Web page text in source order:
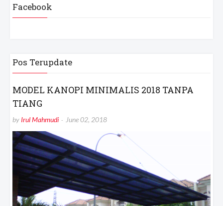
Facebook
Pos Terupdate
MODEL KANOPI MINIMALIS 2018 TANPA
TIANG
by Irul Mahmudi June 02, 2018